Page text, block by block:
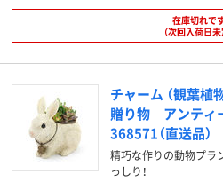
在庫切れで
（次回入荷日未
チャーム （観葉
贈り物 アンティ
368571（直送品）
精巧な作りの動物プラ
っしり！